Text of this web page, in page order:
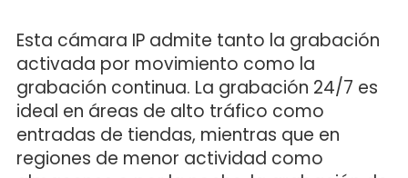
Esta cámara IP admite tanto la grabación
activada por movimiento como la
grabación continua. La grabación 24/7 es
ideal en áreas de alto tráfico como
entradas de tiendas, mientras que en
regiones de menor actividad como